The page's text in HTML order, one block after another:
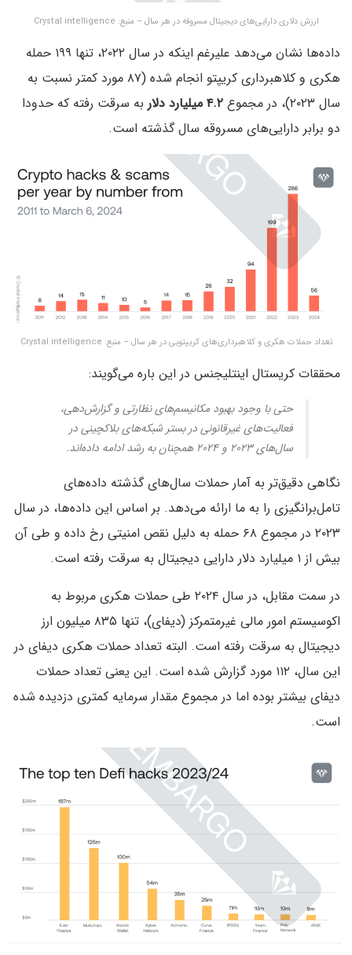
ارزش دلاری دارایی‌های دیجیتال مسروقه در هر سال – منبع: Crystal intelligence
داده‌ها نشان می‌دهد علیرغم اینکه در سال ۲۰۲۲، تنها ۱۹۹ حمله
هکری و کلاهبرداری کریپتو انجام شده (۸۷ مورد کمتر نسبت به
سال ۲۰۲۳)، در مجموع
۴.۲ میلیارد دلار
به سرقت رفته که حدودا
دو برابر دارایی‌های مسروقه سال گذشته است.
تعداد حملات هکری و کلاهبرداری‌های کریپتویی در هر سال – منبع: Crystal intelligence
محققات کریستال اینتلیجنس در این باره می‌گویند:
حتی با وجود بهبود مکانیسم‌های نظارتی و گزارش‌دهی،
فعالیت‌های غیرقانونی در بستر شبکه‌های بلاکچینی در
سال‌های ۲۰۲۳ و ۲۰۲۴ همچنان به رشد ادامه داده‌اند.
نگاهی دقیق‌تر به آمار حملات سال‌های گذشته داده‌های
تامل‌برانگیزی را به ما ارائه می‌دهد. بر اساس این داده‌ها، در سال
۲۰۲۳ در مجموع ۶۸ حمله به دلیل نقص امنیتی رخ داده و طی آن
بیش از ۱ میلیارد دلار دارایی دیجیتال به سرقت رفته است.
در سمت مقابل، در سال ۲۰۲۴ طی حملات هکری مربوط به
اکوسیستم امور مالی غیرمتمرکز (دیفای)، تنها ۸۳۵ میلیون ارز
دیجیتال به سرقت رفته است. البته تعداد حملات هکری دیفای در
این سال، ۱۱۲ مورد گزارش شده است. این یعنی تعداد حملات
دیفای بیشتر بوده اما در مجموع مقدار سرمایه کمتری دزدیده شده
است.